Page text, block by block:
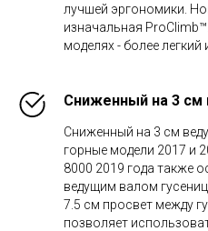
лучшей эргономики.
изначальная
моделях - более легкий
Сниженный на 3 см
Сниженный на 3 см
горные модели 2017 и
8000 2019 года также
ведущим валом
7.5 см просвет между
позволяет